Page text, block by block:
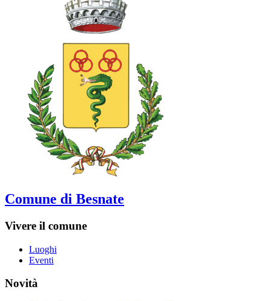
Comune di Besnate
Vivere il comune
Luoghi
Eventi
Novità